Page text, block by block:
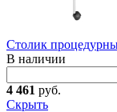
Столик
В наличии
4 461 руб.
Скрыть